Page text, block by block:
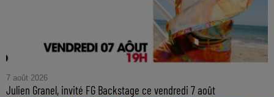
7 août 2026
Julien Granel, invité FG Backstage ce vendredi 7 août